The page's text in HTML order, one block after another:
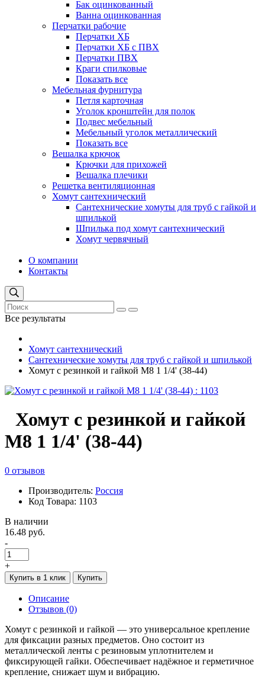
Бак оцинкованный
Ванна оцинкованная
Перчатки рабочие
Перчатки ХБ
Перчатки ХБ с ПВХ
Перчатки ПВХ
Краги спилковые
Показать все
Мебельная фурнитура
Петля карточная
Уголок кронштейн для полок
Подвес мебельный
Мебельный уголок металлический
Показать все
Вешалка крючок
Крючки для прихожей
Вешалка плечики
Решетка вентиляционная
Хомут сантехнический
Сантехнические хомуты для труб с гайкой и
шпилькой
Шпилька под хомут сантехнический
Хомут червячный
О компании
Контакты
Все результаты
Хомут сантехнический
Сантехнические хомуты для труб с гайкой и шпилькой
Хомут с резинкой и гайкой М8 1 1/4' (38-44)
Хомут с резинкой и гайкой
М8 1 1/4' (38-44)
0 отзывов
Производитель: Россия
Код Товара: 1103
В наличии
16.48 руб.
-
+
Купить в 1 клик Купить
Описание
Отзывов (0)
Хомут с резинкой и гайкой — это универсальное крепление
для фиксации разных предметов. Оно состоит из
металлической ленты с резиновым уплотнителем и
фиксирующей гайки. Обеспечивает надёжное и герметичное
крепление, снижает шум и вибрацию.